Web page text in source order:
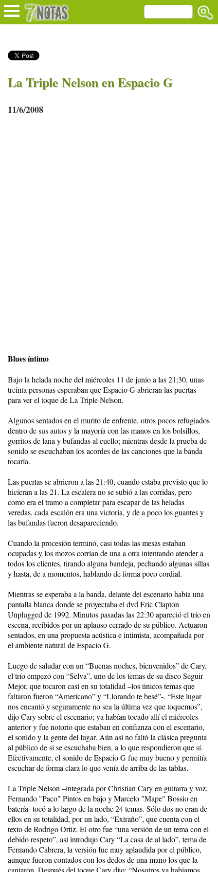
La Triple Nelson en Espacio G
11/6/2008
Blues íntimo
Bajo la helada noche del miércoles 11 de junio a las 21:30, unas
treinta personas esperaban que Espacio G abrieran las puertas
para ver el toque de La Triple Nelson.
Algunos sentados en el murito de enfrente, otros pocos refugiados
dentro de sus autos y la mayoría con las manos en los bolsillos,
gorritos de lana y bufandas al cuello; mientras desde la prueba de
sonido se escuchaban los acordes de las canciones que la banda
tocaría.
Las puertas se abrieron a las 21:40, cuando estaba previsto que lo
hicieran a las 21. La escalera no se subió a las corridas, pero
como era el tramo a completar para escapar de las heladas
veredas, cada escalón era una victoria, y de a poco los guantes y
las bufandas fueron desapareciendo.
Cuando la procesión terminó, casi todas las mesas estaban
ocupadas y los mozos corrían de una a otra intentando atender a
todos los clientes, tirando alguna bandeja, pechando algunas sillas
y hasta, de a momentos, hablando de forma poco cordial.
Mientras se esperaba a la banda, delante del escenario había una
pantalla blanca donde se proyectaba el dvd Eric Clapton
Unplugged de 1992. Minutos pasadas las 22:30 apareció el trío en
escena, recibidos por un aplauso cerrado de su público. Actuaron
sentados, en una propuesta acústica e intimista, acompañada por
el ambiente natural de Espacio G.
Luego de saludar con un “Buenas noches, bienvenidos” de Cary,
el trío empezó con “Selva”, uno de los temas de su disco Seguir
Mejor, que tocaron casi en su totalidad –los únicos temas que
faltaron fueron “Americano” y “Llorando te besé”-. “Este lugar
nos encantó y seguramente no sea la última vez que toquemos”,
dijo Cary sobre el escenario; ya habían tocado allí el miércoles
anterior y fue notorio que estaban en confianza con el escenario,
el sonido y la gente del lugar. Aún así no faltó la clásica pregunta
al público de si se escuchaba bien, a lo que respondieron que sí.
Efectivamente, el sonido de Espacio G fue muy bueno y permitía
escuchar de forma clara lo que venía de arriba de las tablas.
La Triple Nelson –integrada por Christian Cary en guitarra y voz,
Fernando "Paco" Pintos en bajo y Marcelo "Mape" Bossio en
batería- tocó a lo largo de la noche 24 temas. Sólo dos no eran de
ellos en su totalidad, por un lado, “Extraño”, que cuenta con el
texto de Rodrigo Ortiz. El otro fue “una versión de un tema con el
debido respeto”, así introdujo Cary “La casa de al lado”, tema de
Fernando Cabrera, la versión fue muy aplaudida por el público,
aunque fueron contados con los dedos de una mano los que la